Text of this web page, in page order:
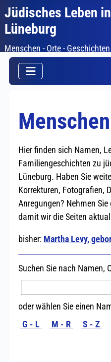
Jüdisches Leben in
Lüneburg
Menschen - Orte - Geschichten